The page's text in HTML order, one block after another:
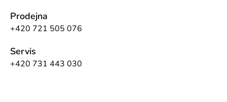
Prodejna
+420 721 505 076
Servis
+420 731 443 030